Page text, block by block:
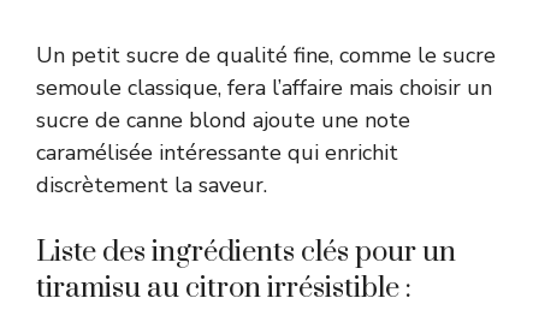
Un petit sucre de qualité fine, comme le sucre
semoule classique, fera l’affaire mais choisir un
sucre de canne blond ajoute une note
caramélisée intéressante qui enrichit
discrètement la saveur.
Liste des ingrédients clés pour un
tiramisu au citron irrésistible :